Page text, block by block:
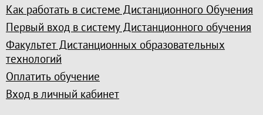
Как работать в системе Дистанционного Обучения
Первый вход в систему Дистанционного обучения
Факультет Дистанционных образовательных
технологий
Оплатить обучение
Вход в личный кабинет